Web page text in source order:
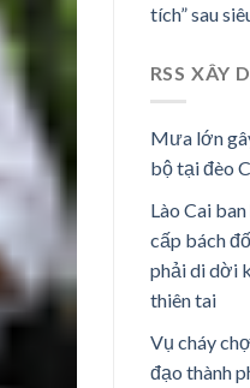
tích” sau
RSS XÂY
Mưa lớn
bộ tại đèo
Lào Cai
cấp bách
phải di dời
thiên tai
Vụ cháy
đạo thành